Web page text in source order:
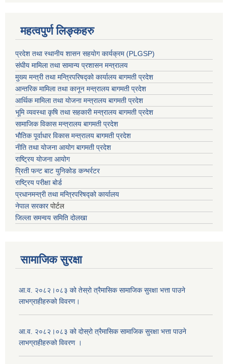
महत्वपुर्ण लिङ्कहरु
प्रदेश तथा स्थानीय शासन सहयाेग कार्यक्रम (PLGSP)
संघीय मामिला तथा सामान्य प्रशासन मन्त्रालय
मुख्य मन्त्री तथा मन्त्रिपरिषद्को कार्यालय बागमती प्रदेश
आन्तरिक मामिला तथा कानून मन्त्रालय बागमती प्रदेश
आर्थिक मामिला तथा योजना मन्त्रालय बागमती प्रदेश
भूमि व्यवस्था कृषि तथा सहकारी मन्त्रालय बागमती प्रदेश
सामाजिक विकास मन्त्रालय बागमती प्रदेश
भौतिक पूर्वाधार विकास मन्त्रालय बागमती प्रदेश
नीति तथा योजना आयोग बागमती प्रदेश
राष्ट्रिय योजना आयोग
प्रिती फन्ट बाट युनिकोड कन्भर्रटर
राष्ट्रिय परीक्षा बोर्ड
प्रधानमन्त्री तथा मन्त्रिपरिषद्को कार्यालय
नेपाल सरकारपोर्टल
जिल्ला समन्वय समिति दोलखा
सामाजिक सुरक्षा
आ.व. २०८२।०८३ को तेस्रो त्रैमासिक सामाजिक सुरक्षा भत्ता पाउने
लाभग्राहीहरुको विवरण।
आ.व. २०८२।०८३ को दोस्रो त्रैमासिक सामाजिक सुरक्षा भत्ता पाउने
लाभग्राहीहरुको विवरण ।